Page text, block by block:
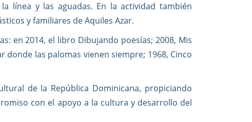
línea y las aguadas. En la actividad también
y familiares de Aquiles Azar.
en 2014, el libro Dibujando poesías; 2008, Mis
donde las palomas vienen siempre; 1968, Cinco
de la República Dominicana, propiciando
con el apoyo a la cultura y desarrollo del